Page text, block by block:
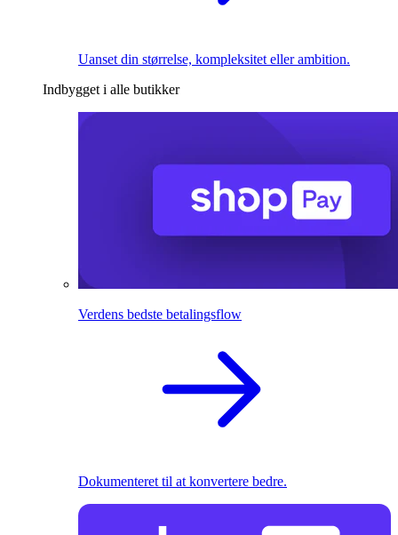
Uanset din størrelse, kompleksitet eller ambition.
Indbygget i alle butikker
Verdens bedste betalingsflow
Dokumenteret til at konvertere bedre.